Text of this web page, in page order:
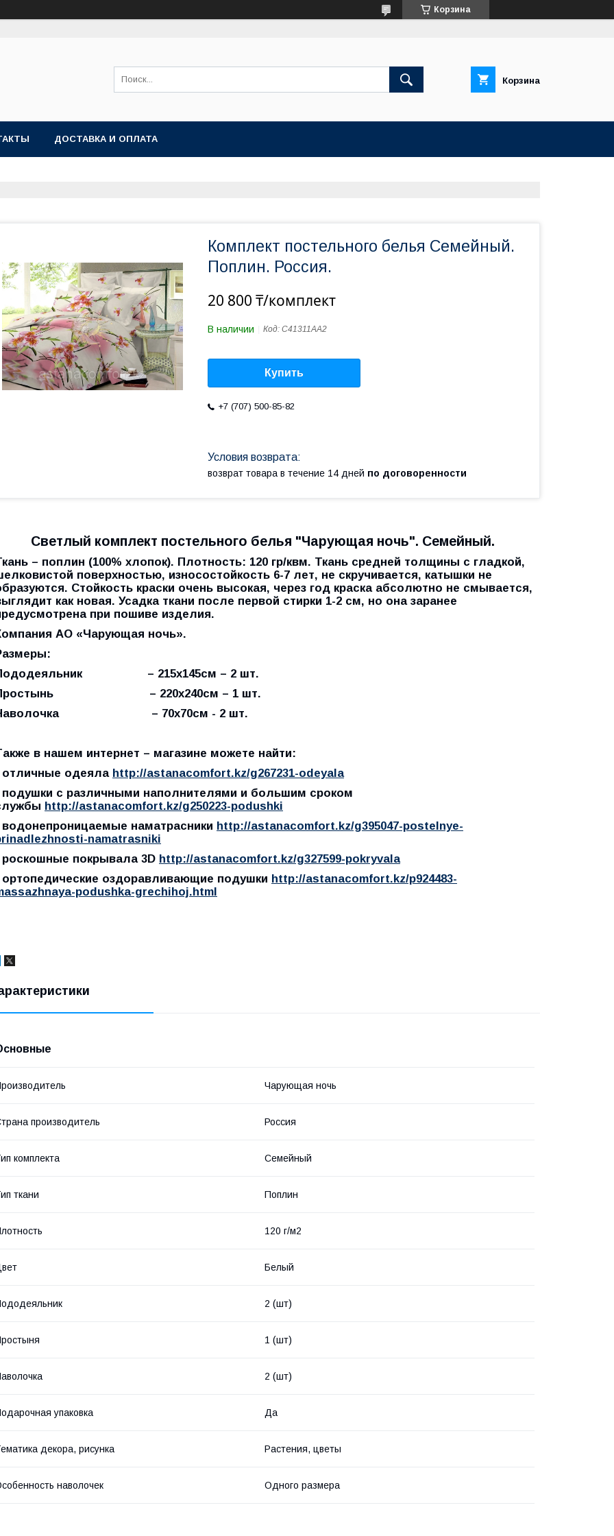
Корзина
Корзина
ДОСТАВКА И ОПЛАТА
Комплект постельного белья Семейный.
Поплин. Россия.
20 800 ₸/комплект
В наличии Код: С41311АА2
Купить
+7 (707) 500-85-82
возврат товара в течение 14 дней по договоренности
Светлый комплект постельного белья "Чарующая ночь". Семейный.
– поплин (100% хлопок). Плотность: 120 гр/квм. Ткань средней толщины с гладкой,
поверхностью, износостойкость 6-7 лет, не скручивается, катышки не
Стойкость краски очень высокая, через год краска абсолютно не смывается,
как новая. Усадка ткани после первой стирки 1-2 см, но она заранее
при пошиве изделия.
АО «Чарующая ночь».
– 215х145см – 2 шт.
– 220х240см – 1 шт.
– 70х70см - 2 шт.
в нашем интернет – магазине можете найти:
отличные одеяла http://astanacomfort.kz/g267231-odeyala
подушки с различными наполнителями и большим сроком
http://astanacomfort.kz/g250223-podushki
водонепроницаемые наматрасники http://astanacomfort.kz/g395047-postelnye-
namatrasniki
роскошные покрывала 3D http://astanacomfort.kz/g327599-pokryvala
ортопедические оздоравливающие подушки http://astanacomfort.kz/p924483-
podushka-grechihoj.html
Чарующая ночь
производитель Россия
комплекта Семейный
ткани Поплин
120 г/м2
Белый
2 (шт)
1 (шт)
2 (шт)
упаковка Да
декора, рисунка Растения, цветы
наволочек Одного размера